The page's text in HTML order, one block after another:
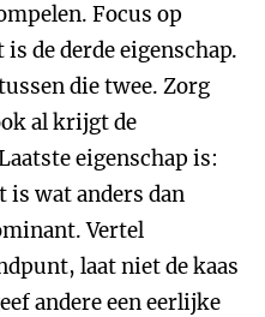
Focus op
de derde eigenschap.
die twee. Zorg
al krijgt de
eigenschap is:
is wat anders dan
Vertel
laat niet de kaas
andere een eerlijke